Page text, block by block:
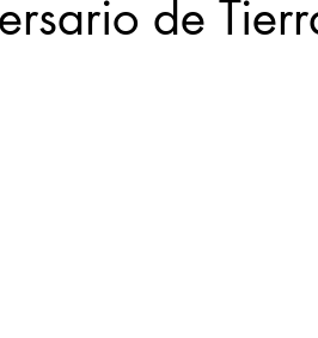
Clima Principal Salud
de